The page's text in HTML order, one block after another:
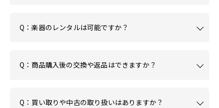
Q：楽器のレンタルは可能ですか？
Q：商品購入後の交換や返品はできますか？
Q：買い取りや中古の取り扱いはありますか？